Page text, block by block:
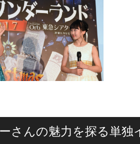
さんの魅力を探る単独